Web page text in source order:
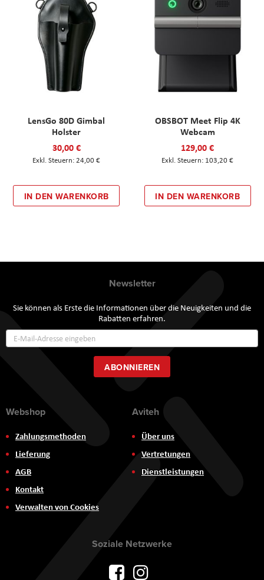
LensGo 80D Gimbal
Holster
30,00 €
24,00 €
IN DEN WARENKORB
OBSBOT Meet Flip 4K
Webcam
129,00 €
103,20 €
IN DEN WARENKORB
Newsletter
Sie können als Erste die Informationen über die Neuigkeiten und die
Rabatten erfahren.
zum
Newsletter:
ABONNIEREN
Webshop
Zahlungsmethoden
Lieferung
AGB
Kontakt
Verwalten von Cookies
Aviteh
Über uns
Vertretungen
Dienstleistungen
Soziale Netzwerke